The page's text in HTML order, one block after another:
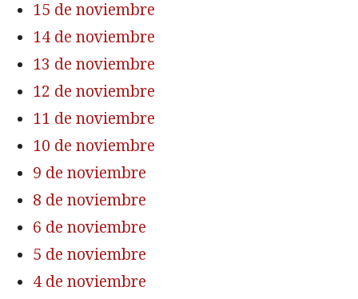
15 de noviembre
14 de noviembre
13 de noviembre
12 de noviembre
11 de noviembre
10 de noviembre
9 de noviembre
8 de noviembre
6 de noviembre
5 de noviembre
4 de noviembre